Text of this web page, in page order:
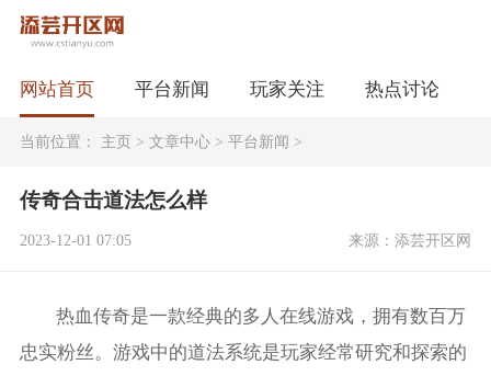
网站首页 平台新闻 玩家关注 热点讨论
当前位置： 主页> 文章中心> 平台新闻 >
传奇合击道法怎么样
2023-12-01 07:05 来源：添芸开区网
热血传奇是一款经典的多人在线游戏，拥有数百万
忠实粉丝。游戏中的道法系统是玩家经常研究和探索的